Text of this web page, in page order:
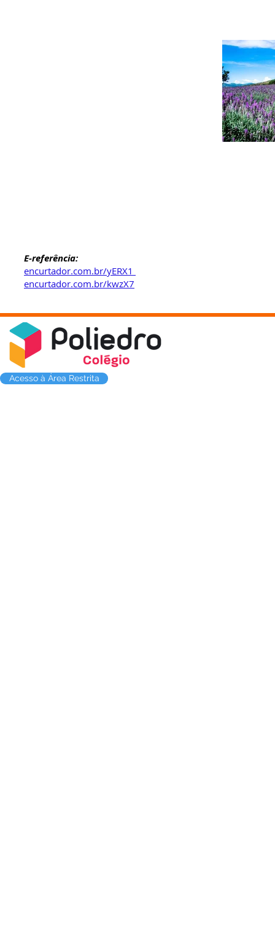
E-referência:
encurtador.com.br/yERX1
encurtador.com.br/kwzX7
Acesso à Área Restrita